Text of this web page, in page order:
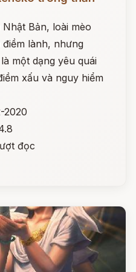
Bản, loài mèo
lành, nhưng
một dạng yêu quái
xấu và nguy hiểm
2020
đọc